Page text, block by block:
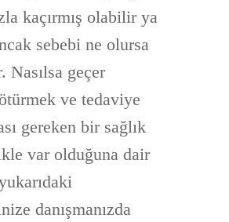
kaçırmış olabilir ya
sebebi ne olursa
Nasılsa geçer
ve tedaviye
gereken bir sağlık
var olduğuna dair
danışmanızda